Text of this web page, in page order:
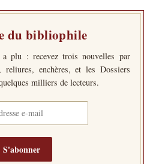
du bibliophile
plu : recevez trois nouvelles par
enchères, et les Dossiers
milliers de lecteurs.
S'abonner